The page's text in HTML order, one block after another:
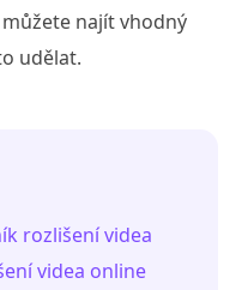
najít vhodný
udělat.
rozlišení videa
videa online